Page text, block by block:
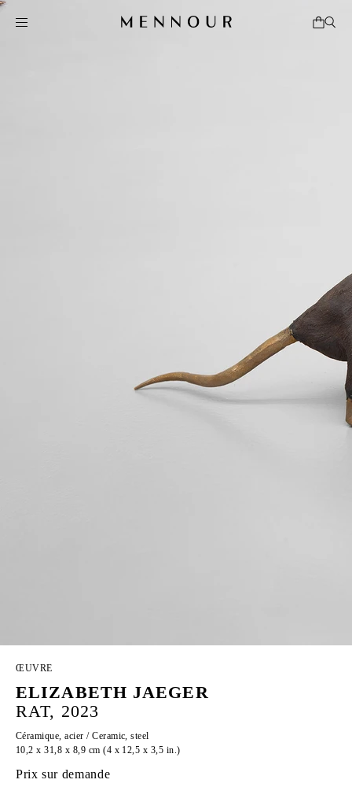
ŒUVRE
ELIZABETH JAEGER
RAT, 2023
Céramique, acier / Ceramic, steel
10,2 x 31,8 x 8,9 cm (4 x 12,5 x 3,5 in.)
Prix sur demande